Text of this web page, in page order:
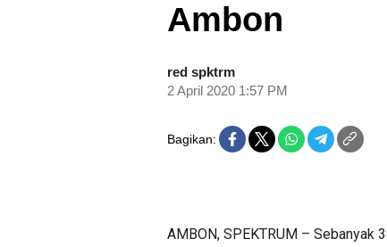
Ambon
red spktrm
2 April 2020 1:57 PM
Bagikan:
AMBON, SPEKTRUM – Sebanyak